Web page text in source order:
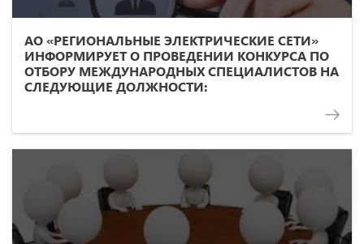
АО «РЕГИОНАЛЬНЫЕ ЭЛЕКТРИЧЕСКИЕ СЕТИ»
ИНФОРМИРУЕТ О ПРОВЕДЕНИИ КОНКУРСА ПО
ОТБОРУ МЕЖДУНАРОДНЫХ СПЕЦИАЛИСТОВ НА
СЛЕДУЮЩИЕ ДОЛЖНОСТИ: